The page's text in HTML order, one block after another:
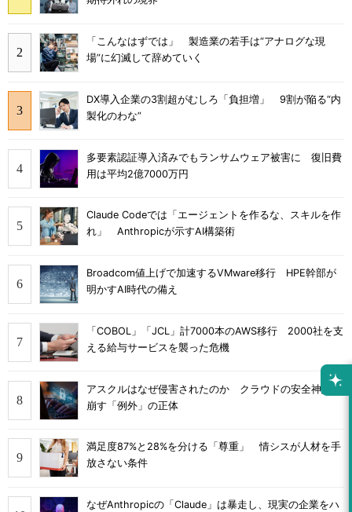
「こんなはずでは」 製造業の若手は“アナログな現
場”に幻滅して辞めていく
DX導入企業の3割超がむしろ「負担増」 9割が陥る“内
製化のわな”
多要素認証導入済みでもランサムウェア被害に 復旧費
用は平均2億7000万円
Claude Codeでは「エージェントを作るな、スキルを作
れ」 Anthropicが示すAI構築術
Broadcom値上げで加速するVMware移行 HPE幹部が
明かすAI時代の備え
「COBOL」「JCL」計7000本のAWS移行 2000社を支
える給与サービスを襲った危機
アスクルはなぜ侵害されたのか クラウドの安全神話を
崩す「例外」の正体
満足度87%と28%を分ける「尊重」 情シスが人材を手
放さない条件
なぜAnthropicの「Claude」は暴走し、現実の企業をハ